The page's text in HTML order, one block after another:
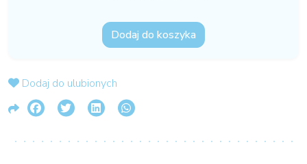
Dodaj do koszyka
Dodaj do ulubionych